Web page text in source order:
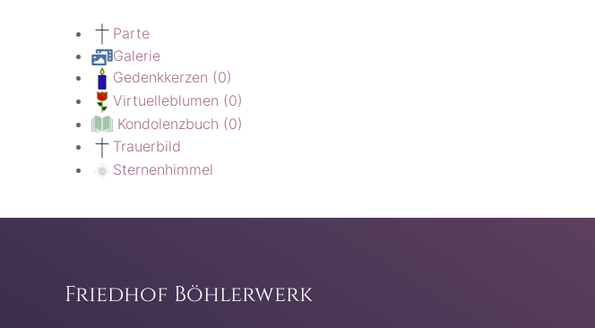
Parte
Galerie
Gedenkkerzen (0)
Virtuelleblumen (0)
Kondolenzbuch (0)
Trauerbild
Sternenhimmel
Friedhof Böhlerwerk